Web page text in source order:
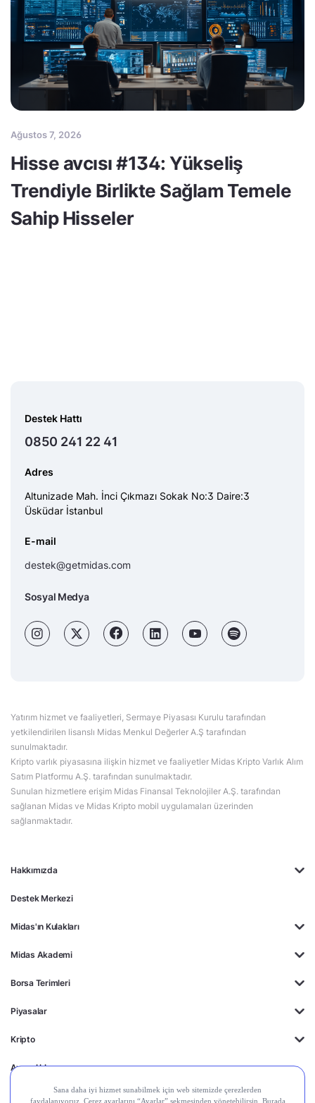
Ağustos 7, 2026
Hisse avcısı #134: Yükseliş
Trendiyle Birlikte Sağlam Temele
Sahip Hisseler
Hakkımızda
Destek Merkezi
Midas'ın Kulakları
Midas Akademi
Borsa Terimleri
Piyasalar
Kripto
Ayrıcalıklar
Destek Hattı
0850 241 22 41
Adres
Altunizade Mah. İnci Çıkmazı Sokak No:3 Daire:3
Üsküdar İstanbul
E-mail
destek@getmidas.com
Sosyal Medya
Yatırım hizmet ve faaliyetleri, Sermaye Piyasası Kurulu tarafından
yetkilendirilen lisanslı Midas Menkul Değerler A.Ş tarafından
sunulmaktadır.
Kripto varlık piyasasına ilişkin hizmet ve faaliyetler Midas Kripto Varlık Alım
Satım Platformu A.Ş. tarafından sunulmaktadır.
Sunulan hizmetlere erişim Midas Finansal Teknolojiler A.Ş. tarafından
sağlanan Midas ve Midas Kripto mobil uygulamaları üzerinden
sağlanmaktadır.